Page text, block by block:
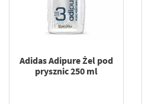
Adidas Adipure Żel pod
prysznic 250 ml